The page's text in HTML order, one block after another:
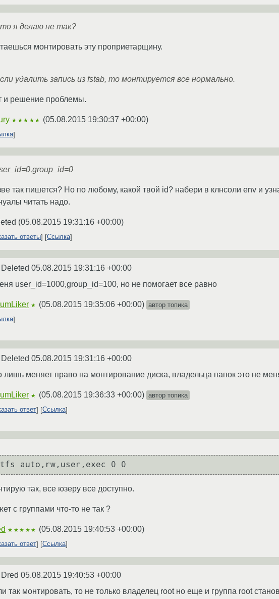
я делаю не так?
монтировать эту проприетарщину.
удалить запись из fstab, то монтируется все нормально.
и решение проблемы.
★★★★★ (05.08.2015 19:30:37 +00:00)
так пишется? Но по любому, какой твой id? набери в клнсоли env и
читать надо.
(05.08.2015 19:31:16 +00:00)
ответы Ссылка
Deleted 05.08.2015 19:31:16 +00:00
user_id=1000,group_id=100, но не помогает все равно
★ (05.08.2015 19:35:06 +00:00) автор топика
Deleted 05.08.2015 19:31:16 +00:00
лишь меняет право на монтирование диска, владельца папок это не
★ (05.08.2015 19:36:33 +00:00) автор топика
ответ
Ссылка
так, все юзеру все доступно.
с группами что-то не так ?
★★★★★ (05.08.2015 19:40:53 +00:00)
ответ Ссылка
05.08.2015 19:40:53 +00:00
так монтировать, то не только владелец root но еще и группа root